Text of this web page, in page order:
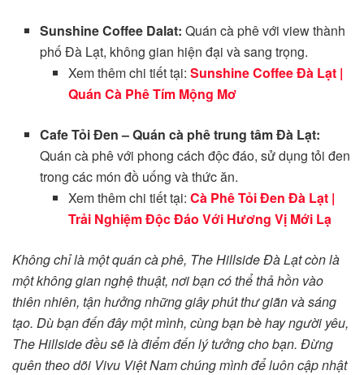
Sunshine Coffee Dalat: Quán cà phê với view thành
phố Đà Lạt, không gian hiện đại và sang trọng.
Xem thêm chi tiết tại: Sunshine Coffee Đà Lạt |
Quán Cà Phê Tím Mộng Mơ
Cafe Tỏi Đen – Quán cà phê trung tâm Đà Lạt:
Quán cà phê với phong cách độc đáo, sử dụng tỏi đen
trong các món đồ uống và thức ăn.
Xem thêm chi tiết tại: Cà Phê Tỏi Đen Đà Lạt |
Trải Nghiệm Độc Đáo Với Hương Vị Mới Lạ
Không chỉ là một quán cà phê, The Hillside Đà Lạt còn là
một không gian nghệ thuật, nơi bạn có thể thả hồn vào
thiên nhiên, tận hưởng những giây phút thư giãn và sáng
tạo. Dù bạn đến đây một mình, cùng bạn bè hay người yêu,
The Hillside đều sẽ là điểm đến lý tưởng cho bạn. Đừng
quên theo dõi Vivu Việt Nam chúng mình để luôn cập nhật